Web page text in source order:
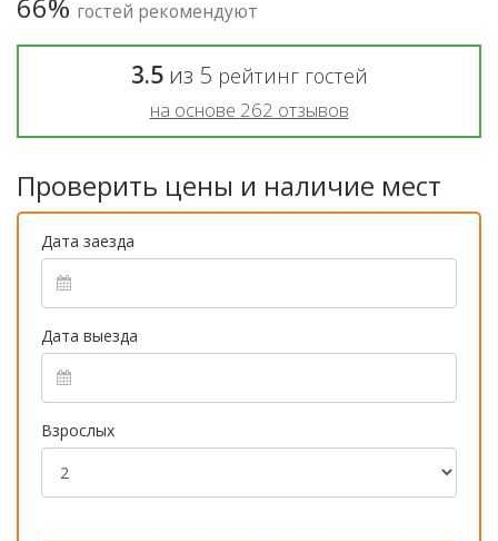
гостей рекомендуют
3.5из 5 рейтинг гостей
на основе 262 отзывов
Проверить цены и наличие мест
Дата заезда
Дата выезда
Взрослых